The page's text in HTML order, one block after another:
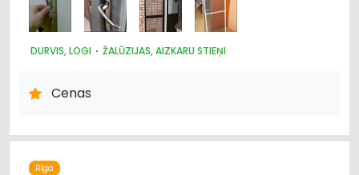
DURVIS, LOGI ŽALŪZIJAS, AIZKARU STIEŅI
Cenas
Rīga